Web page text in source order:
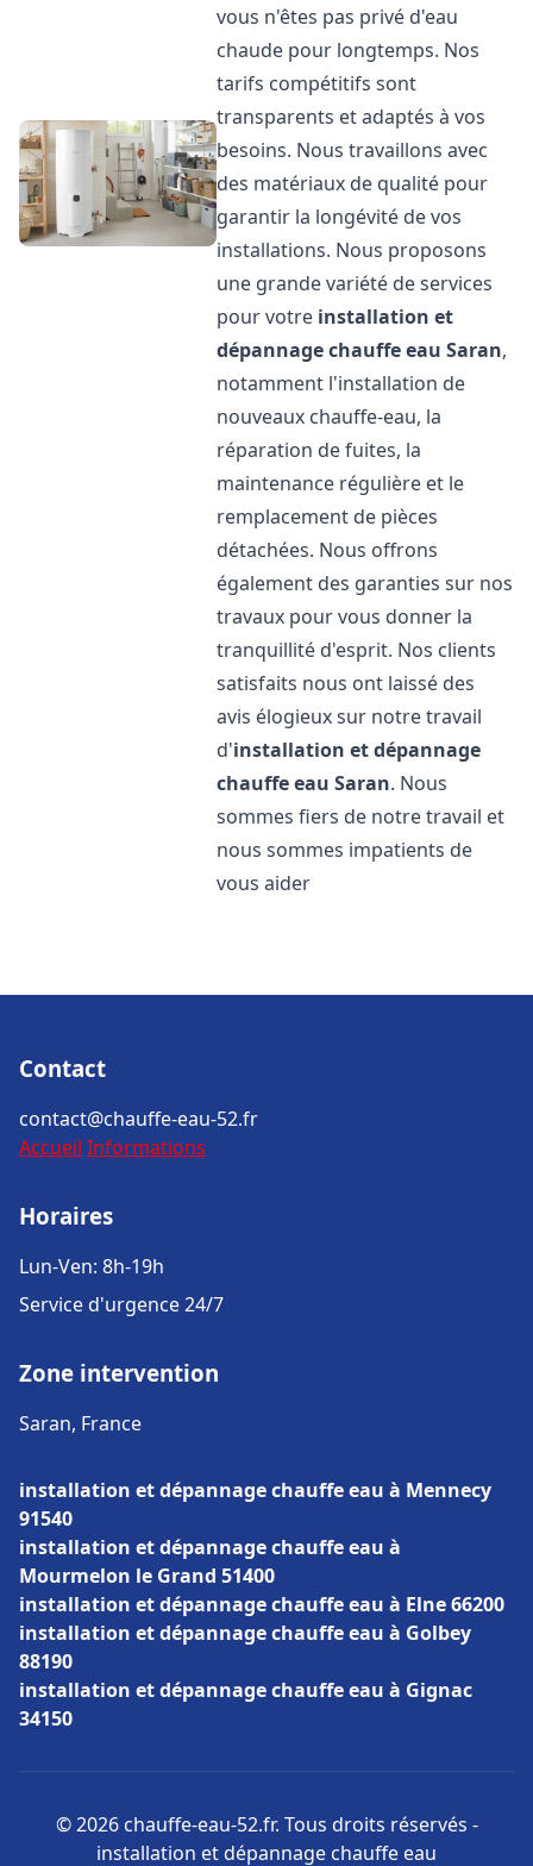
vous n'êtes pas privé d'eau
chaude pour longtemps. Nos
tarifs compétitifs sont
transparents et adaptés à vos
besoins. Nous travaillons avec
des matériaux de qualité pour
garantir la longévité de vos
installations. Nous proposons
une grande variété de services
pour votre installation et
dépannage chauffe eau Saran,
notamment l'installation de
nouveaux chauffe-eau, la
réparation de fuites, la
maintenance régulière et le
remplacement de pièces
détachées. Nous offrons
également des garanties sur nos
travaux pour vous donner la
tranquillité d'esprit. Nos clients
satisfaits nous ont laissé des
avis élogieux sur notre travail
d'installation et dépannage
chauffe eau Saran. Nous
sommes fiers de notre travail et
nous sommes impatients de
vous aider
Contact
contact@chauffe-eau-52.fr
Accueil Informations
Horaires
Lun-Ven: 8h-19h
Service d'urgence 24/7
Zone intervention
Saran, France
installation et dépannage chauffe eau à Mennecy
91540
installation et dépannage chauffe eau à
Mourmelon le Grand 51400
installation et dépannage chauffe eau à Elne 66200
installation et dépannage chauffe eau à Golbey
88190
installation et dépannage chauffe eau à Gignac
34150
© 2026 chauffe-eau-52.fr. Tous droits réservés -
installation et dépannage chauffe eau